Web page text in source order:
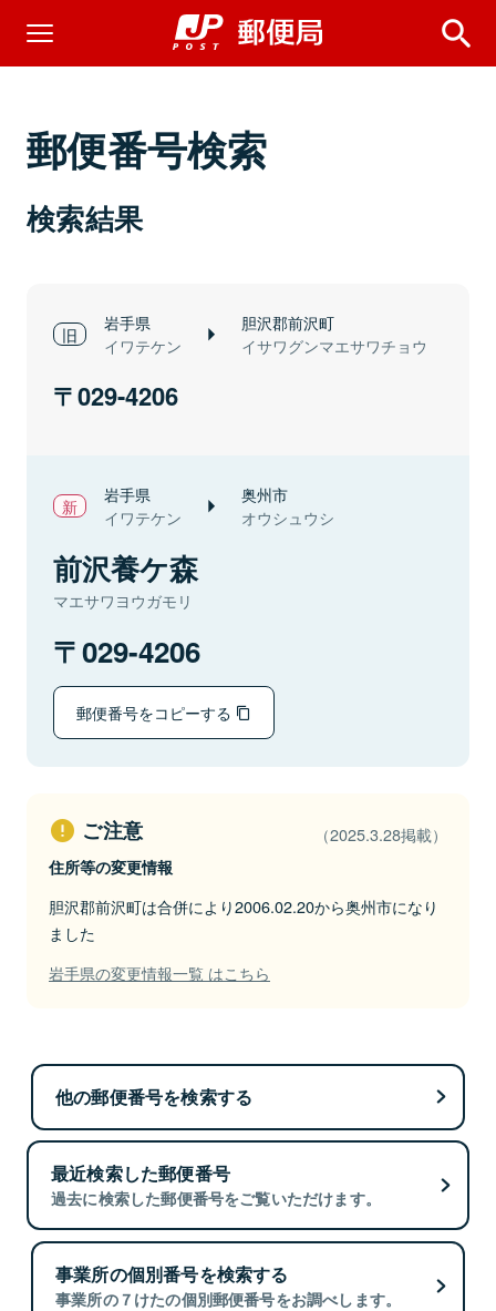
郵便番号検索
検索結果
岩手県
イワテケン
胆沢郡前沢町
イサワグンマエサワチョウ
029-4206
岩手県
イワテケン
奥州市
オウシュウシ
前沢養ケ森
マエサワヨウガモリ
029-4206
郵便番号をコピーする
ご注意 （2025.3.28掲載）
住所等の変更情報
胆沢郡前沢町は合併により2006.02.20から奥州市になり
ました
岩手県の変更情報一覧 はこちら
他の郵便番号を検索する
最近検索した郵便番号
過去に検索した郵便番号をご覧いただけます。
事業所の個別番号を検索する
事業所の７けたの個別郵便番号をお調べします。